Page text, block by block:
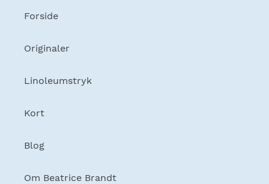
Forside
Originaler
Linoleumstryk
Kort
Blog
Om Beatrice Brandt